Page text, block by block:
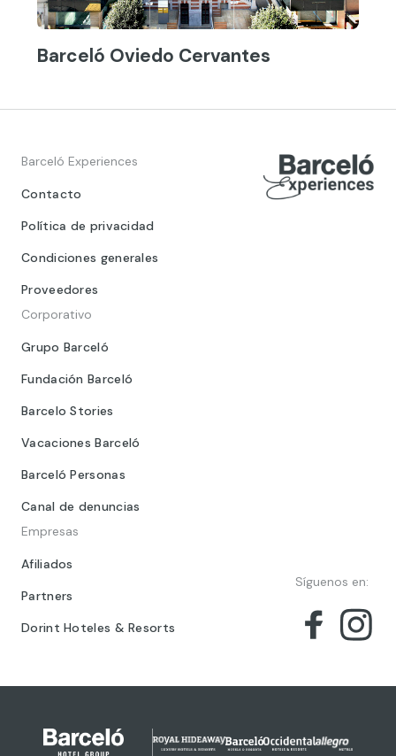
Barceló Oviedo Cervantes
Barceló Experiences
Contacto
Política de privacidad
Condiciones generales
Proveedores
Corporativo
Grupo Barceló
Fundación Barceló
Barcelo Stories
Vacaciones Barceló
Barceló Personas
Canal de denuncias
Empresas
Afiliados
Partners
Dorint Hoteles & Resorts
Síguenos en: